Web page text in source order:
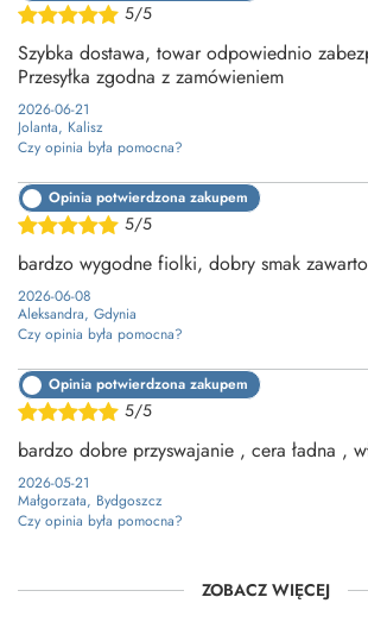
5/5
Szybka dostawa, towar odpowiednio
Przesyłka zgodna z zamówieniem
2026-06-21
Jolanta, Kalisz
Czy opinia była pomocna?
5/5
Opinia potwierdzona zakupem
bardzo wygodne fiolki, dobry smak
2026-06-08
Aleksandra, Gdynia
Czy opinia była pomocna?
5/5
Opinia potwierdzona zakupem
bardzo dobre przyswajanie , cera ładna ,
2026-05-21
Małgorzata, Bydgoszcz
Czy opinia była pomocna?
ZOBACZ WIĘCEJ